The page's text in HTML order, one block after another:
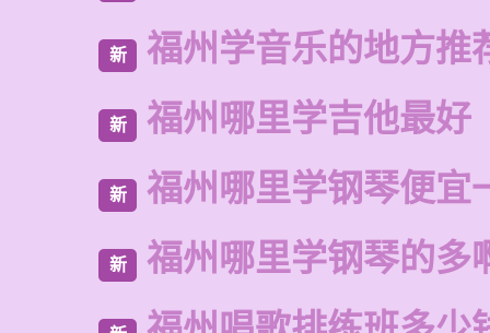
新 福州学音乐的地方推
新 福州哪里学吉他最好
新 福州哪里学钢琴便宜
新 福州哪里学钢琴的多